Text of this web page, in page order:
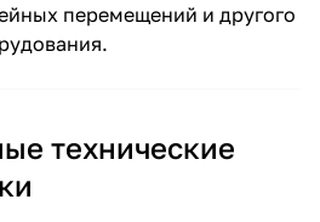
перемещений и другого
технические